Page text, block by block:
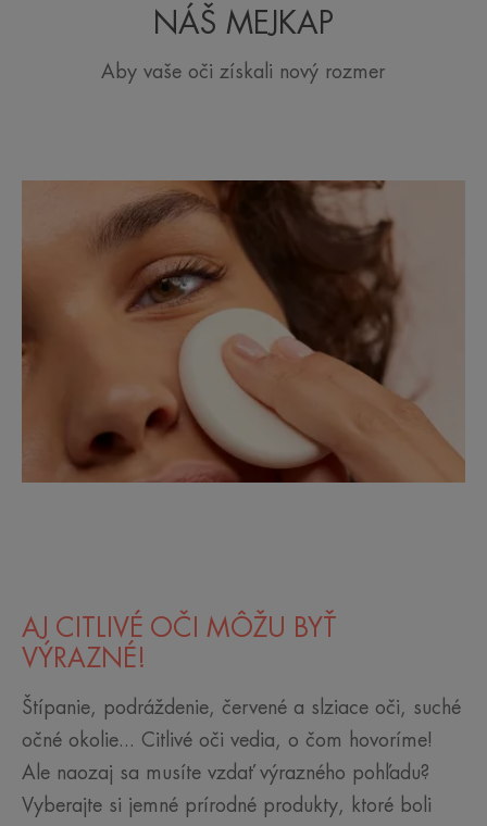
NÁŠ MEJKAP
Aby vaše oči získali nový rozmer
AJ CITLIVÉ OČI MÔŽU BYŤ
VÝRAZNÉ!
Štípanie, podráždenie, červené a slziace oči, suché
očné okolie... Citlivé oči vedia, o čom hovoríme!
Ale naozaj sa musíte vzdať výrazného pohľadu?
Vyberajte si jemné prírodné produkty, ktoré boli